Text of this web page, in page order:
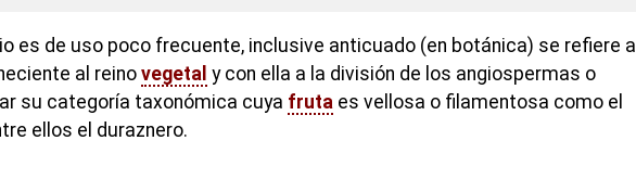
es de uso poco frecuente, inclusive anticuado (en botánica) se refiere a
al reino vegetal y con ella a la división de los angiospermas o
su categoría taxonómica cuya fruta es vellosa o filamentosa como el
ellos el duraznero.